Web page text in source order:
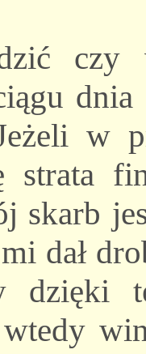
czy
dnia
w
strata
skarb
dał
dzięki
wtedy